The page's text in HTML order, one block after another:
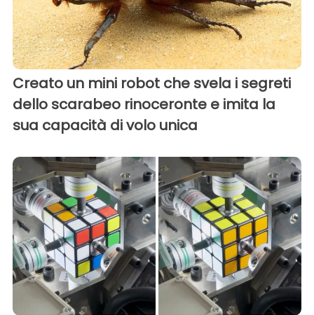
Creato un mini robot che svela i segreti
dello scarabeo rinoceronte e imita la
sua capacità di volo unica